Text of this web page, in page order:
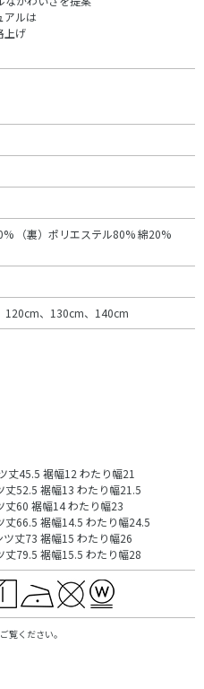
アルは
上げ
（裏）ポリエステル80% 綿20%
120cm、130cm、140cm
丈45.5 裾幅12 わたり幅21
52.5 裾幅13 わたり幅21.5
60 裾幅14 わたり幅23
66.5 裾幅14.5 わたり幅24.5
丈73 裾幅15 わたり幅26
79.5 裾幅15.5 わたり幅28
覧ください。